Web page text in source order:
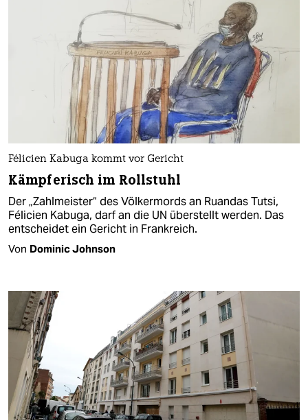
Félicien Kabuga kommt vor Gericht
Kämpferisch im Rollstuhl
Der „Zahlmeister“ des Völkermords an Ruandas Tutsi,
Félicien Kabuga, darf an die UN überstellt werden. Das
entscheidet ein Gericht in Frankreich.
Von Dominic Johnson